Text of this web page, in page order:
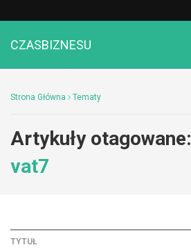
CZASBIZNESU
Strona Główna Tematy
Artykuły otagowane:
vat7
TYTUŁ